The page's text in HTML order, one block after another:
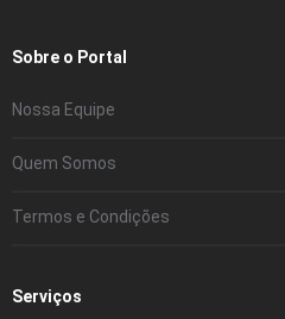
Sobre o Portal
Nossa Equipe
Quem Somos
Termos e Condições
Serviços